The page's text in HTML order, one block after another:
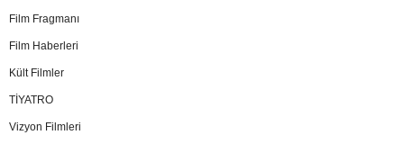
Film Fragmanı
Film Haberleri
Kült Filmler
TİYATRO
Vizyon Filmleri